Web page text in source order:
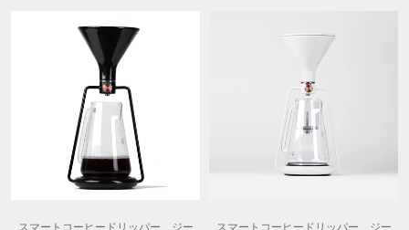
スマートコーヒードリッパー ジー
スマートコーヒードリッパー ジー